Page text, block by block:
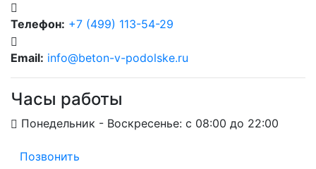
Телефон: +7 (499) 113-54-29
Email: info@beton-v-podolske.ru
Часы работы
Понедельник - Воскресенье: с 08:00 до 22:00
Позвонить